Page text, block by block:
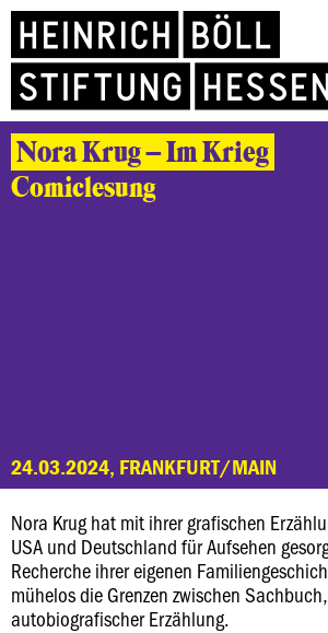
Nora Krug – Im Krieg
Comiclesung
24.03.2024, FRANKFURT/MAIN
Nora Krug hat mit ihrer grafischen
USA und Deutschland für Aufsehen
Recherche ihrer eigenen
mühelos die Grenzen zwischen
autobiografischer Erzählung.